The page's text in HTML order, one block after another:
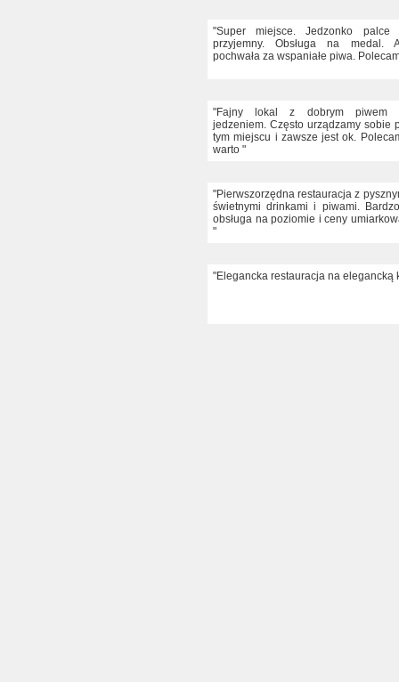
"Super miejsce. Jedzonko palce
przyjemny. Obsługa na medal.
pochwała za wspaniałe piwa.
"Fajny lokal z dobrym piwem i
jedzeniem. Często urządzamy sobie
tym miejscu i zawsze jest ok.
warto "
"Pierwszorzędna restauracja z
świetnymi drinkami i piwami.
obsługa na poziomie i ceny
"
"Elegancka restauracja na elegancką